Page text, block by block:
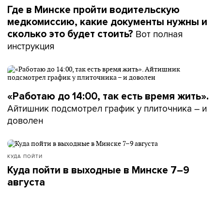
Где в Минске пройти водительскую
медкомиссию, какие документы нужны и
сколько это будет стоить? Вот полная
инструкция
«Работаю до 14:00, так есть время жить».
Айтишник подсмотрел график у плиточника – и
доволен
КУДА ПОЙТИ
Куда пойти в выходные в Минске 7–9
августа